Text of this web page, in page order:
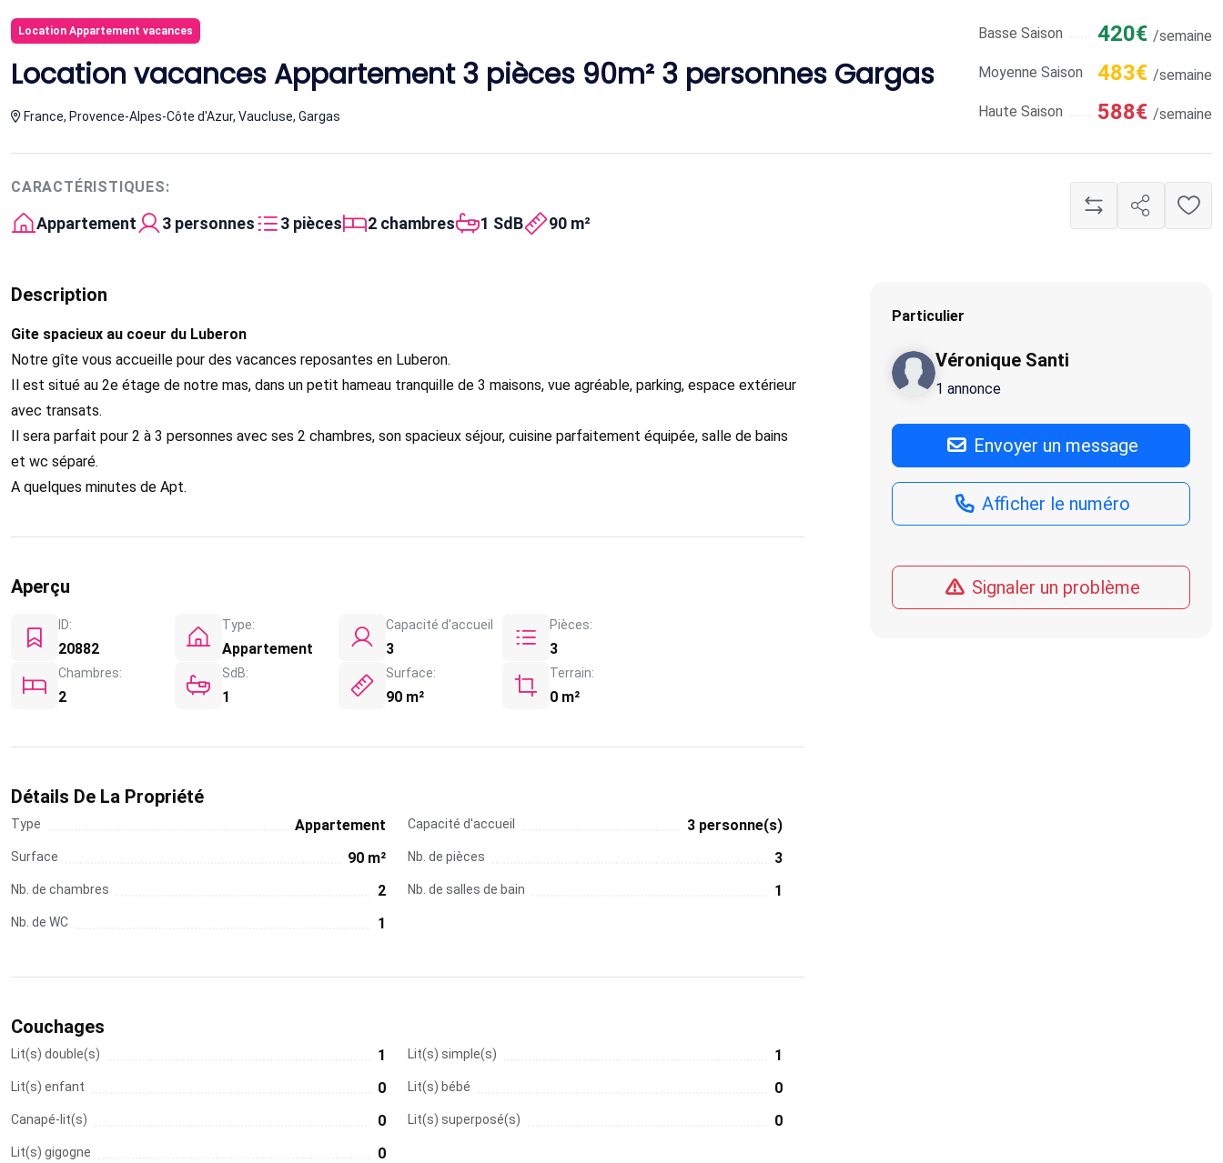
Location Appartement vacances
Location vacances Appartement 3 pièces 90m² 3 personnes Gargas
France, Provence-Alpes-Côte d'Azur, Vaucluse, Gargas
Basse Saison 420€ /semaine
Moyenne Saison 483€ /semaine
Haute Saison 588€ /semaine
CARACTÉRISTIQUES:
Appartement 3 personnes 3 pièces 2 chambres 1 SdB 90 m²
Description
Gite spacieux au coeur du Luberon
Notre gîte vous accueille pour des vacances reposantes en Luberon.
Il est situé au 2e étage de notre mas, dans un petit hameau tranquille de 3 maisons, vue agréable, parking, espace extérieur
avec transats.
Il sera parfait pour 2 à 3 personnes avec ses 2 chambres, son spacieux séjour, cuisine parfaitement équipée, salle de bains
et wc séparé.
A quelques minutes de Apt.
Aperçu
ID:
20882
Type:
Appartement
Capacité d'accueil
3
Pièces:
3
Chambres:
2
SdB:
1
Surface:
90 m²
Terrain:
0 m²
Détails De La Propriété
Type Appartement Capacité d'accueil 3 personne(s)
Surface 90 m² Nb. de pièces 3
Nb. de chambres 2 Nb. de salles de bain 1
Nb. de WC 1
Couchages
Lit(s) double(s) 1 Lit(s) simple(s) 1
Lit(s) enfant 0 Lit(s) bébé 0
Canapé-lit(s) 0 Lit(s) superposé(s) 0
Lit(s) gigogne 0
Particulier
Véronique Santi
1 annonce
Envoyer un message
Afficher le numéro
Signaler un problème